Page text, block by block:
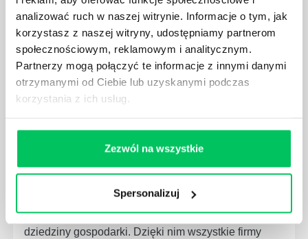
analizować ruch w naszej witrynie. Informacje o tym, jak
korzystasz z naszej witryny, udostępniamy partnerom
społecznościowym, reklamowym i analitycznym.
Partnerzy mogą połączyć te informacje z innymi danymi
otrzymanymi od Ciebie lub uzyskanymi podczas
korzystania z ich usług.
Zezwól na wszystkie
Spersonalizuj
polega? Kogo w zasadzie obowiązuje? Jak wygląda
egzekwowanie prawa wodnego? Na te pytania
odpowiemy pokrótce poniżej.
WYMAGANIAMI NORM JAKOŚCI WYROBÓW
MEDYCZNYCH?
W związku z ogromnym rozwojem dzisiejszego
społeczeństwa wprowadzane jest coraz więcej reguł,
które mają za zadanie poprawić poszczególne
dziedziny gospodarki. Dzięki nim wszystkie firmy